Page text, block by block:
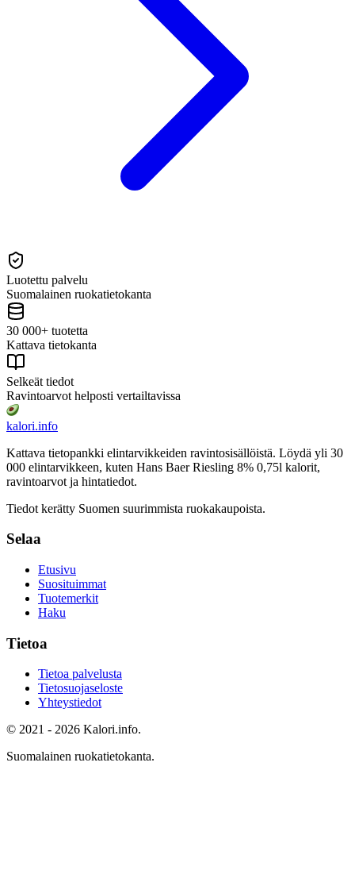
Luotettu palvelu
Suomalainen ruokatietokanta
30 000+ tuotetta
Kattava tietokanta
Selkeät tiedot
Ravintoarvot helposti vertailtavissa
kalori.info
Kattava tietopankki elintarvikkeiden ravintosisällöistä. Löydä yli 30
000 elintarvikkeen, kuten Hans Baer Riesling 8% 0,75l kalorit,
ravintoarvot ja hintatiedot.
Tiedot kerätty Suomen suurimmista ruokakaupoista.
Selaa
Etusivu
Suosituimmat
Tuotemerkit
Haku
Tietoa
Tietoa palvelusta
Tietosuojaseloste
Yhteystiedot
© 2021 - 2026 Kalori.info.
Suomalainen ruokatietokanta.